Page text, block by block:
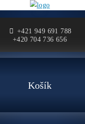
+421 949 691 788
+420 704 736 656